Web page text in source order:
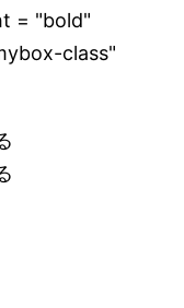
= "bold"
class"